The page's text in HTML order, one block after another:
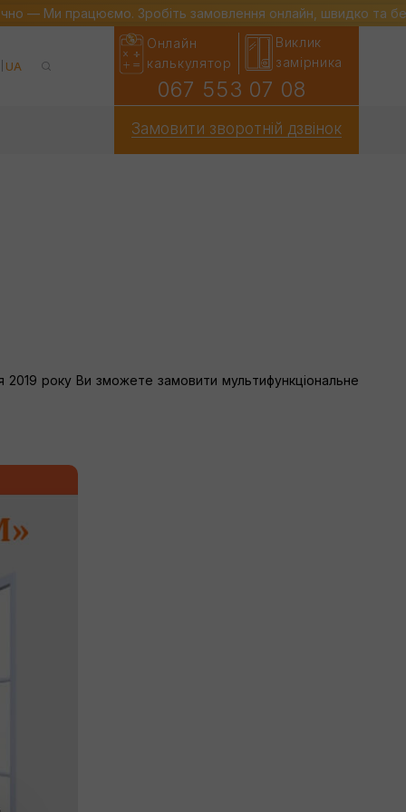
— Ми працюємо. Зробіть замовлення онлайн, швидко та
UA
Онлайн
калькулятор
Виклик
замірника
067 553 07 08
Замовити зворотній дзвінок
2019 року Ви зможете замовити мультифункціональне